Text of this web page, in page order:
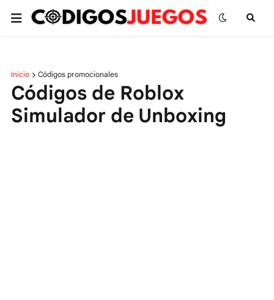
Inicio Códigos promocionales
Códigos de Roblox
Simulador de Unboxing